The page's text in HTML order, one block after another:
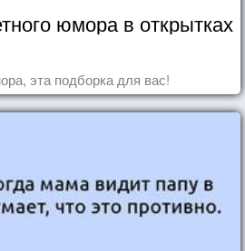
юмора в открытках
эта подборка для вас!